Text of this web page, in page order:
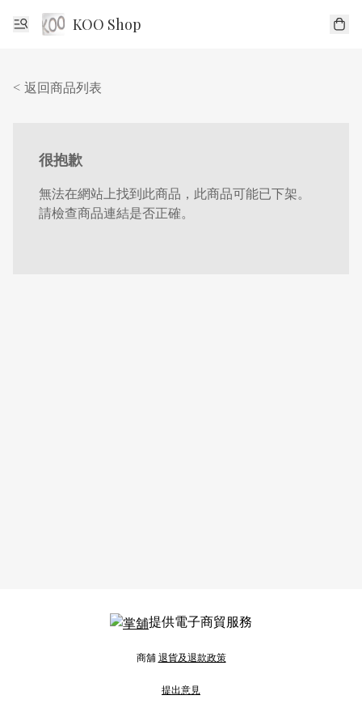
KOO Shop
< 返回商品列表
很抱歉
無法在網站上找到此商品，此商品可能已下架。
請檢查商品連結是否正確。
提供電子商貿服務
商舖退貨及退款政策
提出意見